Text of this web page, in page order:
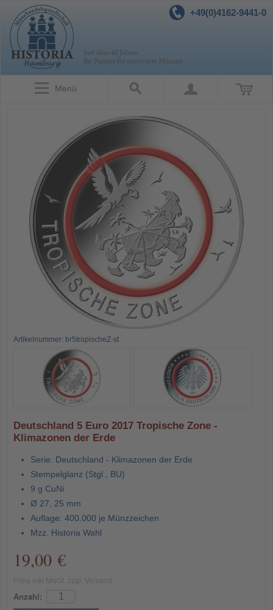
+49(0)4162-9441-0
Menü
Artikelnummer: br5tropischeZ-st
Deutschland 5 Euro 2017 Tropische Zone -
Klimazonen der Erde
Serie: Deutschland - Klimazonen der Erde
Stempelglanz (Stgl., BU)
9 g CuNi
Ø 27, 25 mm
Auflage: 400.000 je Münzzeichen
Mzz. Historia Wahl
19,00 €
Anzahl: